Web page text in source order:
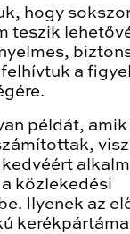
hogy
teszik
a
példát, amik
közlekedési
Ilyenek az